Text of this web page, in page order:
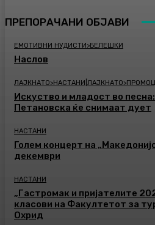
ПРЕПОРАЧАНИ ОБЈАВИ
ЕМОТИВНИ НУДИСТИ>БЕЛЕШКИ
Наслов
Искуство и младост во
Петановска ќе снимаат дует
НАСТАНИ
Голем концерт на
декември
НАСТАНИ
„Гастромак и пријателите
класови на Факултетот за
Охрид